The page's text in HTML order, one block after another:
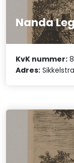
Nanda
KvK nummer:
Adres: